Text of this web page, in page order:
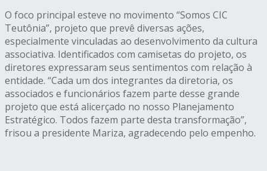
O foco principal esteve no movimento “Somos CIC
Teutônia”, projeto que prevê diversas ações,
especialmente vinculadas ao desenvolvimento da cultura
associativa. Identificados com camisetas do projeto, os
diretores expressaram seus sentimentos com relação à
entidade. “Cada um dos integrantes da diretoria, os
associados e funcionários fazem parte desse grande
projeto que está alicerçado no nosso Planejamento
Estratégico. Todos fazem parte desta transformação”,
frisou a presidente Mariza, agradecendo pelo empenho.